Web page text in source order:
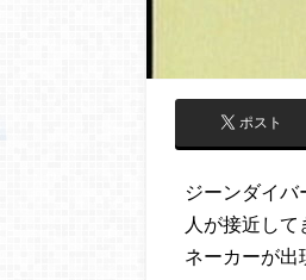
ポスト
ジーンダイ
人が接近し
ネーカーが出